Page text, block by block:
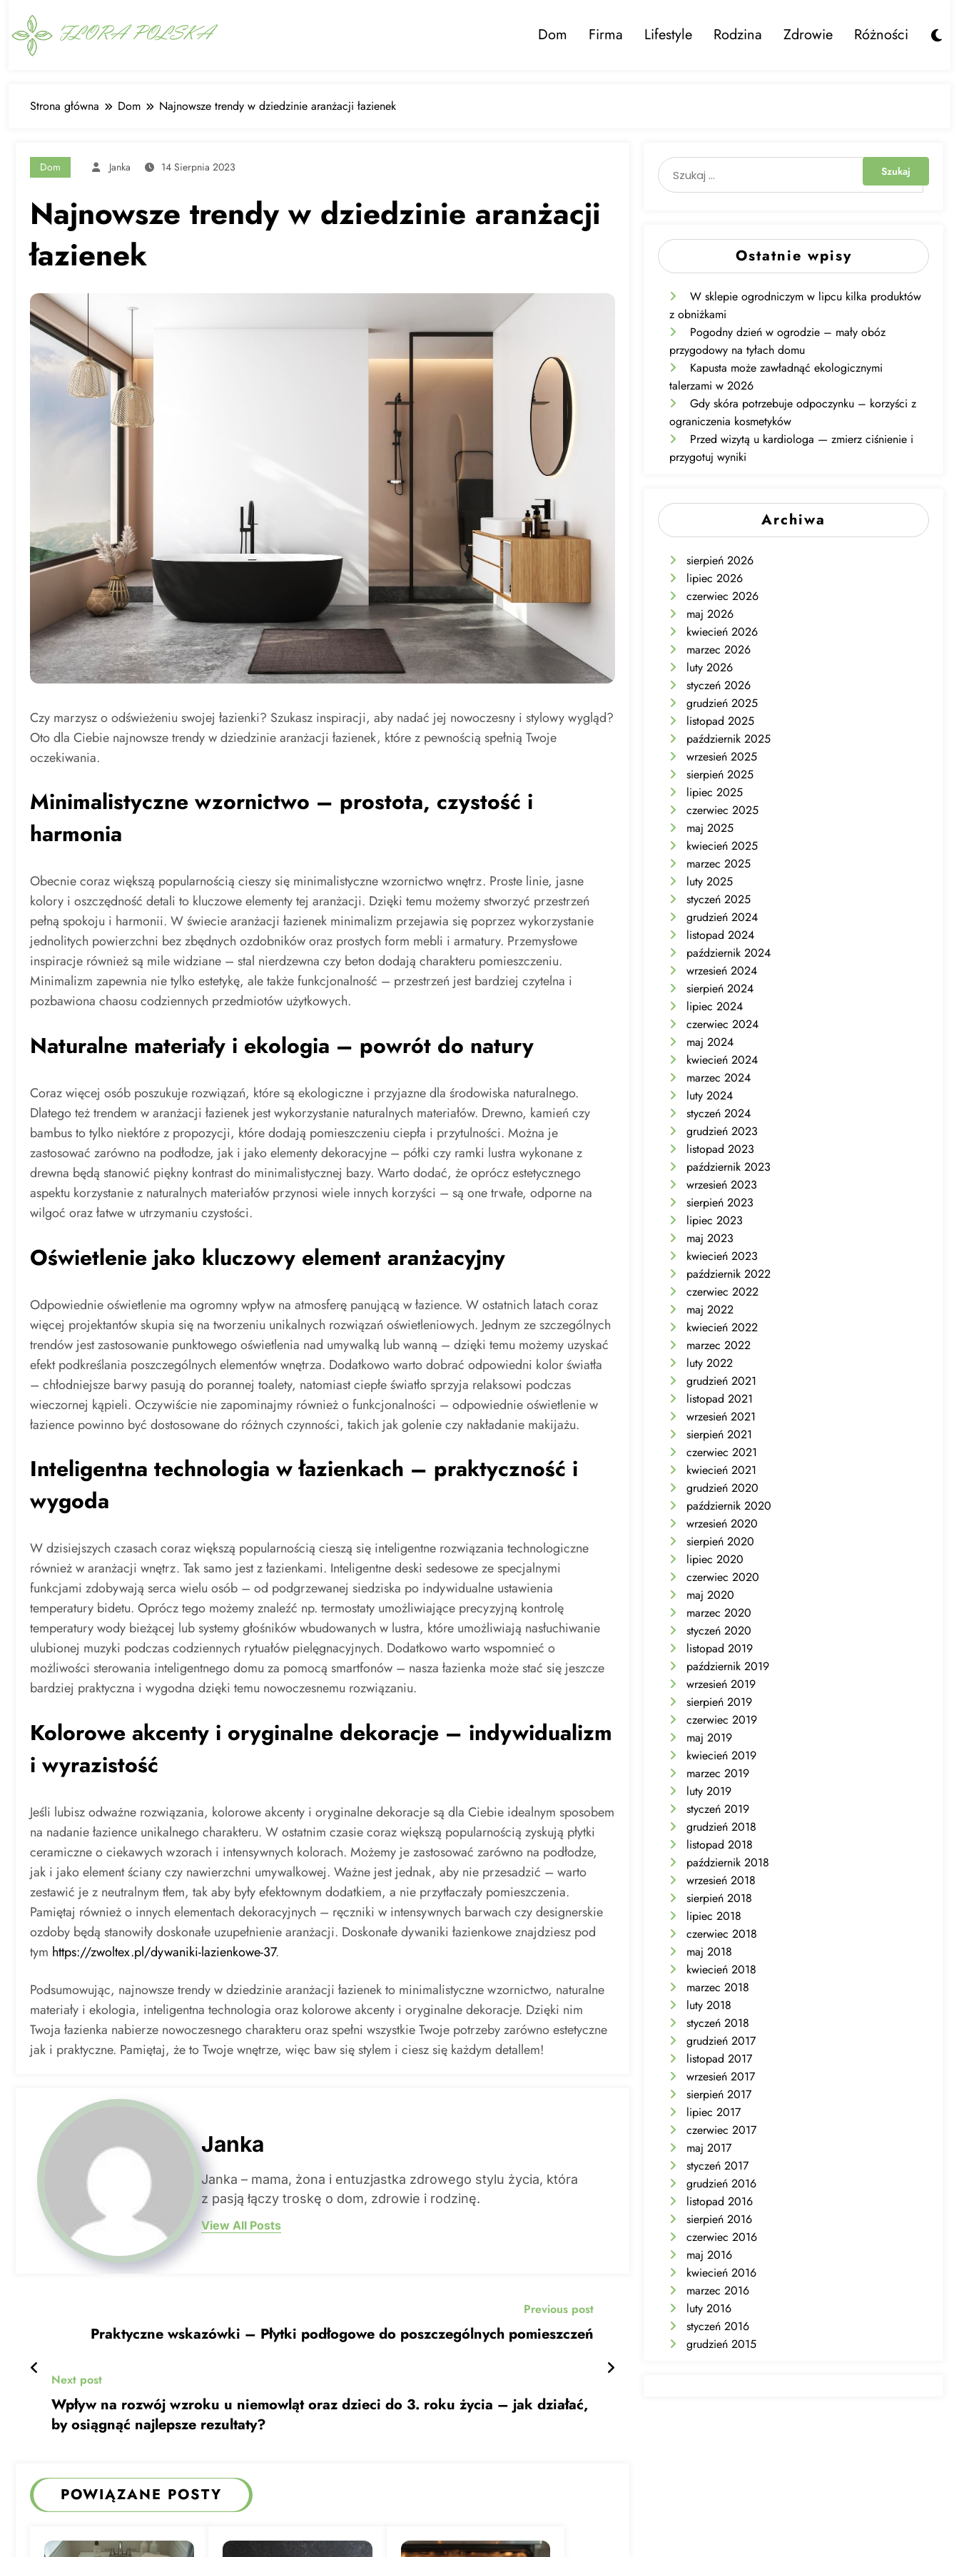
content
Dom Firma Lifestyle Rodzina Zdrowie Różności
Strona główna Dom Najnowsze trendy w dziedzinie aranżacji łazienek
Dom Janka 14 Sierpnia 2023
Najnowsze trendy w dziedzinie aranżacji
łazienek
Czy marzysz o odświeżeniu swojej łazienki? Szukasz inspiracji, aby nadać jej nowoczesny i stylowy wygląd?
Oto dla Ciebie najnowsze trendy w dziedzinie aranżacji łazienek, które z pewnością spełnią Twoje
oczekiwania.
Minimalistyczne wzornictwo – prostota, czystość i
harmonia
Obecnie coraz większą popularnością cieszy się minimalistyczne wzornictwo wnętrz. Proste linie, jasne
kolory i oszczędność detali to kluczowe elementy tej aranżacji. Dzięki temu możemy stworzyć przestrzeń
pełną spokoju i harmonii. W świecie aranżacji łazienek minimalizm przejawia się poprzez wykorzystanie
jednolitych powierzchni bez zbędnych ozdobników oraz prostych form mebli i armatury. Przemysłowe
inspiracje również są mile widziane – stal nierdzewna czy beton dodają charakteru pomieszczeniu.
Minimalizm zapewnia nie tylko estetykę, ale także funkcjonalność – przestrzeń jest bardziej czytelna i
pozbawiona chaosu codziennych przedmiotów użytkowych.
Naturalne materiały i ekologia – powrót do natury
Coraz więcej osób poszukuje rozwiązań, które są ekologiczne i przyjazne dla środowiska naturalnego.
Dlatego też trendem w aranżacji łazienek jest wykorzystanie naturalnych materiałów. Drewno, kamień czy
bambus to tylko niektóre z propozycji, które dodają pomieszczeniu ciepła i przytulności. Można je
zastosować zarówno na podłodze, jak i jako elementy dekoracyjne – półki czy ramki lustra wykonane z
drewna będą stanowić piękny kontrast do minimalistycznej bazy. Warto dodać, że oprócz estetycznego
aspektu korzystanie z naturalnych materiałów przynosi wiele innych korzyści – są one trwałe, odporne na
wilgoć oraz łatwe w utrzymaniu czystości.
Oświetlenie jako kluczowy element aranżacyjny
Odpowiednie oświetlenie ma ogromny wpływ na atmosferę panującą w łazience. W ostatnich latach coraz
więcej projektantów skupia się na tworzeniu unikalnych rozwiązań oświetleniowych. Jednym ze szczególnych
trendów jest zastosowanie punktowego oświetlenia nad umywalką lub wanną – dzięki temu możemy uzyskać
efekt podkreślania poszczególnych elementów wnętrza. Dodatkowo warto dobrać odpowiedni kolor światła
– chłodniejsze barwy pasują do porannej toalety, natomiast ciepłe światło sprzyja relaksowi podczas
wieczornej kąpieli. Oczywiście nie zapominajmy również o funkcjonalności – odpowiednie oświetlenie w
łazience powinno być dostosowane do różnych czynności, takich jak golenie czy nakładanie makijażu.
Inteligentna technologia w łazienkach – praktyczność i
wygoda
W dzisiejszych czasach coraz większą popularnością cieszą się inteligentne rozwiązania technologiczne
również w aranżacji wnętrz. Tak samo jest z łazienkami. Inteligentne deski sedesowe ze specjalnymi
funkcjami zdobywają serca wielu osób – od podgrzewanej siedziska po indywidualne ustawienia
temperatury bidetu. Oprócz tego możemy znaleźć np. termostaty umożliwiające precyzyjną kontrolę
temperatury wody bieżącej lub systemy głośników wbudowanych w lustra, które umożliwiają nasłuchiwanie
ulubionej muzyki podczas codziennych rytuałów pielęgnacyjnych. Dodatkowo warto wspomnieć o
możliwości sterowania inteligentnego domu za pomocą smartfonów – nasza łazienka może stać się jeszcze
bardziej praktyczna i wygodna dzięki temu nowoczesnemu rozwiązaniu.
Kolorowe akcenty i oryginalne dekoracje – indywidualizm
i wyrazistość
Jeśli lubisz odważne rozwiązania, kolorowe akcenty i oryginalne dekoracje są dla Ciebie idealnym sposobem
na nadanie łazience unikalnego charakteru. W ostatnim czasie coraz większą popularnością zyskują płytki
ceramiczne o ciekawych wzorach i intensywnych kolorach. Możemy je zastosować zarówno na podłodze,
jak i jako element ściany czy nawierzchni umywalkowej. Ważne jest jednak, aby nie przesadzić – warto
zestawić je z neutralnym tłem, tak aby były efektownym dodatkiem, a nie przytłaczały pomieszczenia.
Pamiętaj również o innych elementach dekoracyjnych – ręczniki w intensywnych barwach czy designerskie
ozdoby będą stanowiły doskonałe uzupełnienie aranżacji. Doskonałe dywaniki łazienkowe znajdziesz pod
tym https://zwoltex.pl/dywaniki-lazienkowe-37.
Podsumowując, najnowsze trendy w dziedzinie aranżacji łazienek to minimalistyczne wzornictwo, naturalne
materiały i ekologia, inteligentna technologia oraz kolorowe akcenty i oryginalne dekoracje. Dzięki nim
Twoja łazienka nabierze nowoczesnego charakteru oraz spełni wszystkie Twoje potrzeby zarówno estetyczne
jak i praktyczne. Pamiętaj, że to Twoje wnętrze, więc baw się stylem i ciesz się każdym detallem!
Janka
Janka – mama, żona i entuzjastka zdrowego stylu życia, która
z pasją łączy troskę o dom, zdrowie i rodzinę.
View All Posts
Previous post
Praktyczne wskazówki – Płytki podłogowe do poszczególnych pomieszczeń
Next post
Wpływ na rozwój wzroku u niemowląt oraz dzieci do 3. roku życia – jak działać,
by osiągnąć najlepsze rezultaty?
POWIĄZANE POSTY
Ostatnie wpisy
W sklepie ogrodniczym w lipcu kilka produktów
z obniżkami
Pogodny dzień w ogrodzie – mały obóz
przygodowy na tyłach domu
Kapusta może zawładnąć ekologicznymi
talerzami w 2026
Gdy skóra potrzebuje odpoczynku – korzyści z
ograniczenia kosmetyków
Przed wizytą u kardiologa — zmierz ciśnienie i
przygotuj wyniki
Archiwa
sierpień 2026
lipiec 2026
czerwiec 2026
maj 2026
kwiecień 2026
marzec 2026
luty 2026
styczeń 2026
grudzień 2025
listopad 2025
październik 2025
wrzesień 2025
sierpień 2025
lipiec 2025
czerwiec 2025
maj 2025
kwiecień 2025
marzec 2025
luty 2025
styczeń 2025
grudzień 2024
listopad 2024
październik 2024
wrzesień 2024
sierpień 2024
lipiec 2024
czerwiec 2024
maj 2024
kwiecień 2024
marzec 2024
luty 2024
styczeń 2024
grudzień 2023
listopad 2023
październik 2023
wrzesień 2023
sierpień 2023
lipiec 2023
maj 2023
kwiecień 2023
październik 2022
czerwiec 2022
maj 2022
kwiecień 2022
marzec 2022
luty 2022
grudzień 2021
listopad 2021
wrzesień 2021
sierpień 2021
czerwiec 2021
kwiecień 2021
grudzień 2020
październik 2020
wrzesień 2020
sierpień 2020
lipiec 2020
czerwiec 2020
maj 2020
marzec 2020
styczeń 2020
listopad 2019
październik 2019
wrzesień 2019
sierpień 2019
czerwiec 2019
maj 2019
kwiecień 2019
marzec 2019
luty 2019
styczeń 2019
grudzień 2018
listopad 2018
październik 2018
wrzesień 2018
sierpień 2018
lipiec 2018
czerwiec 2018
maj 2018
kwiecień 2018
marzec 2018
luty 2018
styczeń 2018
grudzień 2017
listopad 2017
wrzesień 2017
sierpień 2017
lipiec 2017
czerwiec 2017
maj 2017
styczeń 2017
grudzień 2016
listopad 2016
sierpień 2016
czerwiec 2016
maj 2016
kwiecień 2016
marzec 2016
luty 2016
styczeń 2016
grudzień 2015